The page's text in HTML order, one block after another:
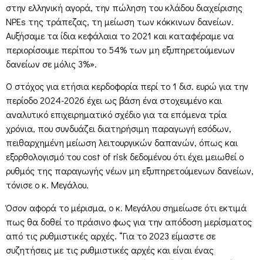
στην ελληνική αγορά, την πώληση του κλάδου διαχείρισης
ΝΡΕs της τράπεζας, τη μείωση των κόκκινων δανείων.
Αυξήσαμε τα ίδια κεφάλαια το 2021 και καταφέραμε να
περιορίσουμε περίπου το 54% των μη εξυπηρετούμενων
δανείων σε μόλις 3%».
Ο στόχος για ετήσια κερδοφορία περί το 1 δισ. ευρώ για την
περίοδο 2024-2026 έχει ως βάση ένα στοχευμένο και
αναλυτικό επιχειρηματικό σχέδιο για τα επόμενα τρία
χρόνια, που συνδυάζει διατηρήσιμη παραγωγή εσόδων,
πειθαρχημένη μείωση λειτουργικών δαπανών, όπως και
εξορθολογισμό του cost of risk δεδομένου ότι έχει μειωθεί ο
ρυθμός της παραγωγής νέων μη εξυπηρετούμενων δανείων,
τόνισε ο κ. Μεγάλου.
Όσον αφορά το μέρισμα, ο κ. Μεγάλου σημείωσε ότι εκτιμά
πως θα δοθεί το πράσινο φως για την απόδοση μερίσματος
από τις ρυθμιστικές αρχές. “Για το 2023 είμαστε σε
συζητήσεις με τις ρυθμιστικές αρχές και είναι ένας